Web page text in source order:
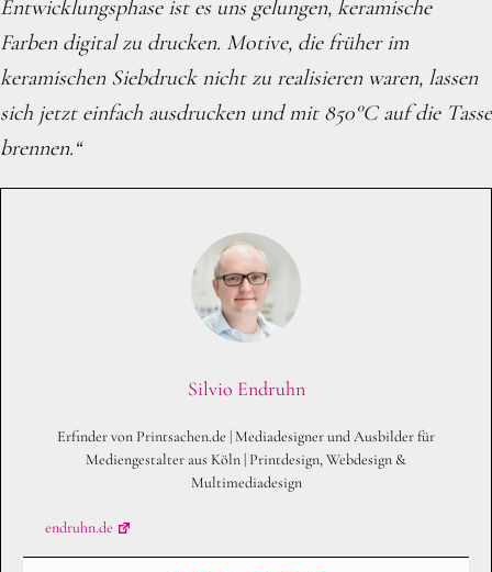
Entwicklungsphase ist es uns gelungen, keramische
Farben digital zu drucken. Motive, die früher im
keramischen Siebdruck nicht zu realisieren waren, lassen
sich jetzt einfach ausdrucken und mit 850°C auf die Tasse
brennen.“
Silvio Endruhn
Erfinder von Printsachen.de | Mediadesigner und Ausbilder für
Mediengestalter aus Köln | Printdesign, Webdesign &
Multimediadesign
endruhn.de